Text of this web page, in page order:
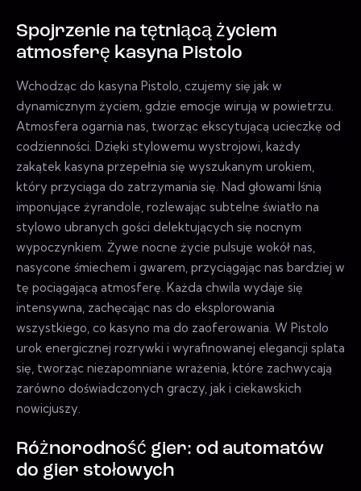
Spojrzenie na tętniącą życiem
atmosferę kasyna Pistolo
Wchodząc do kasyna Pistolo, czujemy się jak w
dynamicznym życiem, gdzie emocje wirują w powietrzu.
Atmosfera ogarnia nas, tworząc ekscytującą ucieczkę od
codzienności. Dzięki stylowemu wystrojowi, każdy
zakątek kasyna przepełnia się wyszukanym urokiem,
który przyciąga do zatrzymania się. Nad głowami lśnią
imponujące żyrandole, rozlewając subtelne światło na
stylowo ubranych gości delektujących się nocnym
wypoczynkiem. Żywe nocne życie pulsuje wokół nas,
nasycone śmiechem i gwarem, przyciągając nas bardziej w
tę pociągającą atmosferę. Każda chwila wydaje się
intensywna, zachęcając nas do eksplorowania
wszystkiego, co kasyno ma do zaoferowania. W Pistolo
urok energicznej rozrywki i wyrafinowanej elegancji splata
się, tworząc niezapomniane wrażenia, które zachwycają
zarówno doświadczonych graczy, jak i ciekawskich
nowicjuszy.
Różnorodność gier: od automatów
do gier stołowych